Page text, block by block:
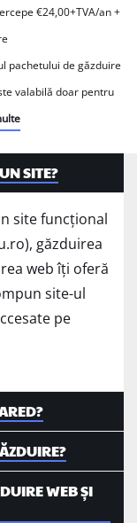
€24,00+TVA/an +
pachetului de găzduire
valabilă doar pentru
SITE?
site funcțional
găzduirea
web îți oferă
site-ul
pe
WEB ȘI